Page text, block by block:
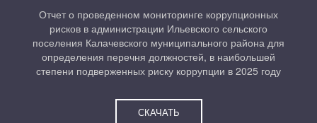
Отчет о проведенном мониторинге коррупционных
рисков в администрации Ильевского сельского
поселения Калачевского муниципального района для
определения перечня должностей, в наибольшей
степени подверженных риску коррупции в 2025 году
СКАЧАТЬ